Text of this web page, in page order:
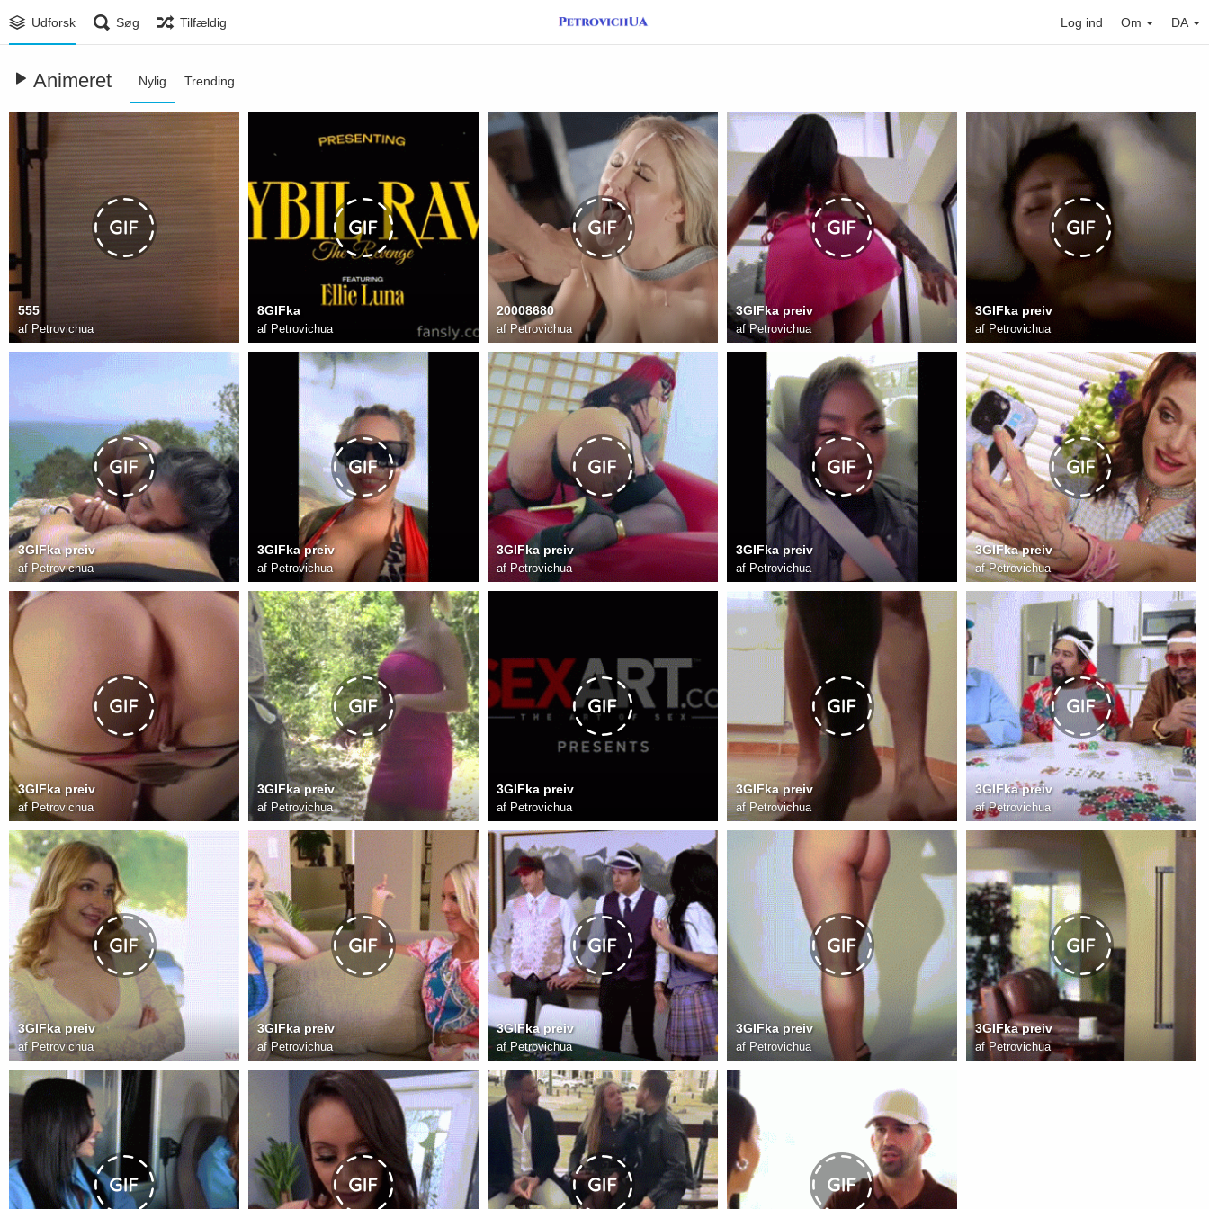
Udforsk Søg Tilfældig Log ind Om DA
Animeret Nylig Trending
555
af Petrovichua
8GIFka
af Petrovichua
20008680
af Petrovichua
3GIFka preiv
afPetrovichua
3GIFka preiv
af Petrovichua
3GIFka preiv
af Petrovichua
3GIFka preiv
af Petrovichua
3GIFka preiv
af Petrovichua
3GIFka preiv
af Petrovichua
3GIFka preiv
afPetrovichua
3GIFka preiv
af Petrovichua
3GIFka preiv
af Petrovichua
3GIFka preiv
af Petrovichua
3GIFka preiv
afPetrovichua
3GIFka preiv
afPetrovichua
3GIFka preiv
afPetrovichua
3GIFka preiv
afPetrovichua
3GIFka preiv
afPetrovichua
3GIFka preiv
af Petrovichua
3GIFka preiv
afPetrovichua